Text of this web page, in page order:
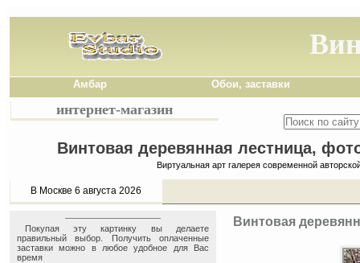
Амбар Обои, заставки
интернет-магазин
Винтовая деревянная лестница,
Виртуальная арт галерея современной
В Москве 6 августа 2026
Покупая эту картинку вы делаете
правильный выбор. Получить оплаченные
заставки можно в любое удобное для Вас
время
Винтовая